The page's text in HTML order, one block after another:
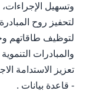
وتسهيل
لتحفيز روح
لتوظيف طاقاتهم
والمبادرات
تعزيز الاستدامة
- قاعدة بيانات .